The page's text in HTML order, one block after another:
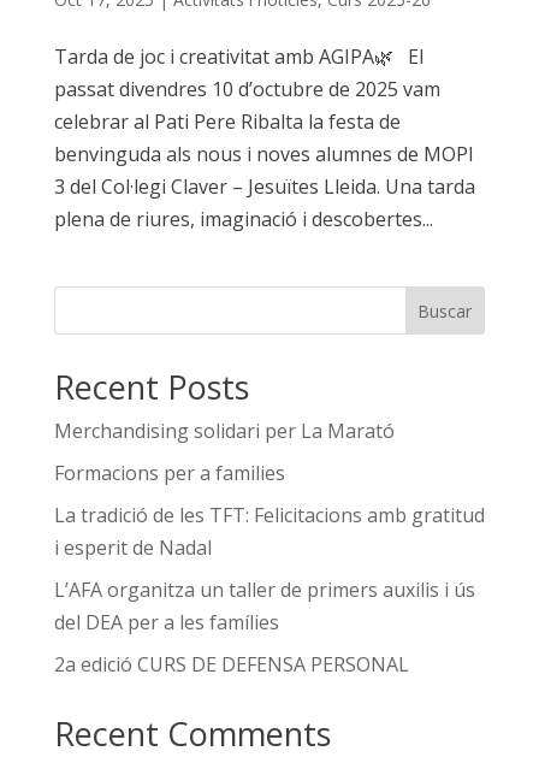
Tarda de joc i creativitat amb AGIPA🌿 El
passat divendres 10 d’octubre de 2025 vam
celebrar al Pati Pere Ribalta la festa de
benvinguda als nous i noves alumnes de MOPI
3 del Col·legi Claver – Jesuïtes Lleida. Una tarda
plena de riures, imaginació i descobertes...
Buscar
Recent Posts
Merchandising solidari per La Marató
Formacions per a families
La tradició de les TFT: Felicitacions amb gratitud
i esperit de Nadal
L’AFA organitza un taller de primers auxilis i ús
del DEA per a les famílies
2a edició CURS DE DEFENSA PERSONAL
Recent Comments